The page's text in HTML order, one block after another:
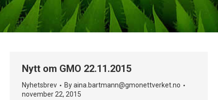
Nytt om GMO 22.11.2015
Nyhetsbrev Byaina.bartmann@gmonettverket.no
november 22, 2015